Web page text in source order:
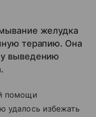
желудка
терапию. Она
выведению
помощи
удалось избежать